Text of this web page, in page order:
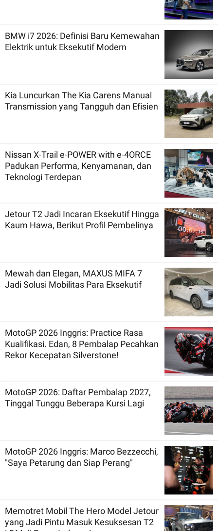
BMW i7 2026: Definisi Baru Kemewahan
Elektrik untuk Eksekutif Modern
Kia Luncurkan The Kia Carens Manual
Transmission yang Tangguh dan Efisien
Nissan X-Trail e-POWER with e-4ORCE
Padukan Performa, Kenyamanan, dan
Teknologi Terdepan
Jetour T2 Jadi Incaran Eksekutif Hingga
Kaum Hawa, Berikut Profil Pembelinya
Mewah dan Elegan, MAXUS MIFA 7
Jadi Solusi Mobilitas Para Eksekutif
MotoGP 2026 Inggris: Practice Rasa
Kualifikasi. Edan, 8 Pembalap Pecahkan
Rekor Kecepatan Silverstone!
MotoGP 2026: Daftar Pembalap 2027,
Tinggal Tunggu Beberapa Kursi Lagi
MotoGP 2026 Inggris: Marco Bezzecchi,
"Saya Petarung dan Siap Perang"
Memotret Mobil The Hero Model Jetour
yang Jadi Pintu Masuk Kesuksesan T2